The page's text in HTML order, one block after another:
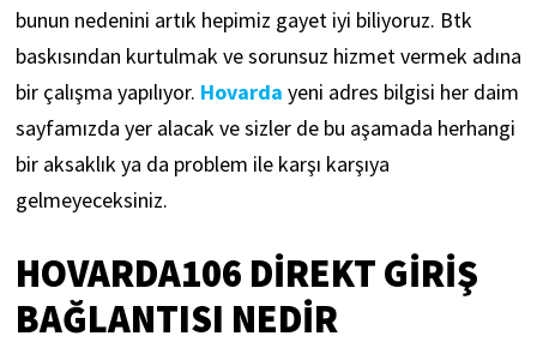
bunun nedenini artık hepimiz gayet iyi biliyoruz. Btk
baskısından kurtulmak ve sorunsuz hizmet vermek adına
bir çalışma yapılıyor. Hovarda yeni adres bilgisi her daim
sayfamızda yer alacak ve sizler de bu aşamada herhangi
bir aksaklık ya da problem ile karşı karşıya
gelmeyeceksiniz.
HOVARDA106 DIREKT GIRIŞ
BAĞLANTISI NEDIR